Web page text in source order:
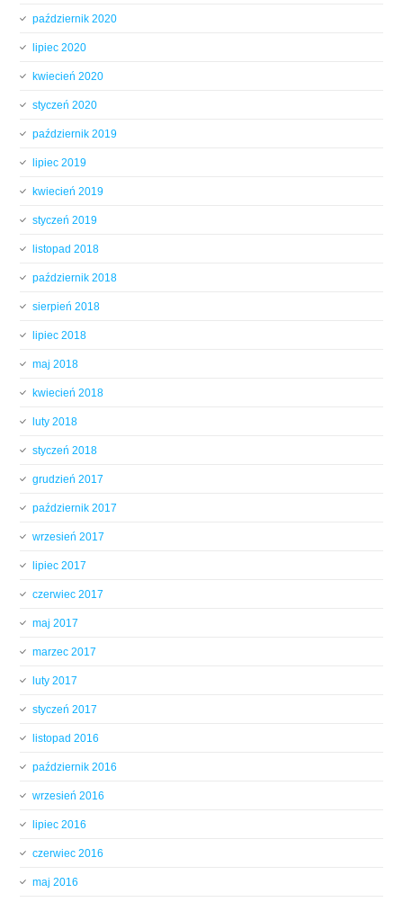
październik 2020
lipiec 2020
kwiecień 2020
styczeń 2020
październik 2019
lipiec 2019
kwiecień 2019
styczeń 2019
listopad 2018
październik 2018
sierpień 2018
lipiec 2018
maj 2018
kwiecień 2018
luty 2018
styczeń 2018
grudzień 2017
październik 2017
wrzesień 2017
lipiec 2017
czerwiec 2017
maj 2017
marzec 2017
luty 2017
styczeń 2017
listopad 2016
październik 2016
wrzesień 2016
lipiec 2016
czerwiec 2016
maj 2016